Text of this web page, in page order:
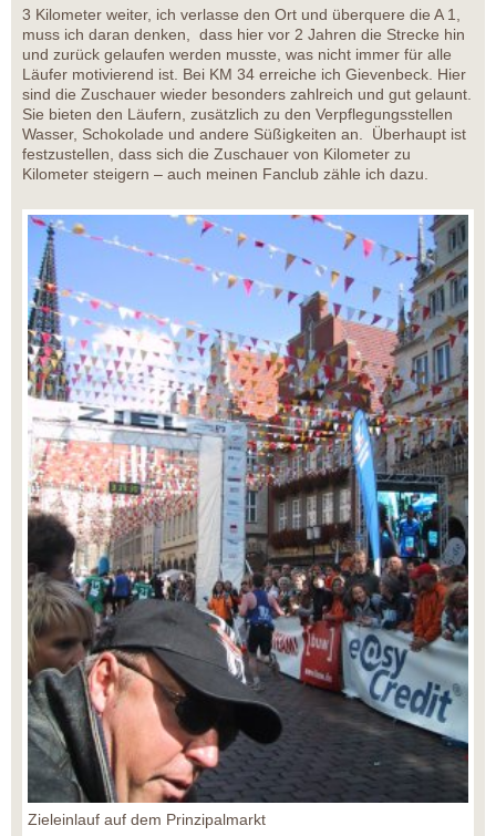
3 Kilometer weiter, ich verlasse den Ort und überquere die A 1,
muss ich daran denken, dass hier vor 2 Jahren die Strecke hin
und zurück gelaufen werden musste, was nicht immer für alle
Läufer motivierend ist. Bei KM 34 erreiche ich Gievenbeck. Hier
sind die Zuschauer wieder besonders zahlreich und gut gelaunt.
Sie bieten den Läufern, zusätzlich zu den Verpflegungsstellen
Wasser, Schokolade und andere Süßigkeiten an. Überhaupt ist
festzustellen, dass sich die Zuschauer von Kilometer zu
Kilometer steigern – auch meinen Fanclub zähle ich dazu.
Zieleinlauf auf dem Prinzipalmarkt